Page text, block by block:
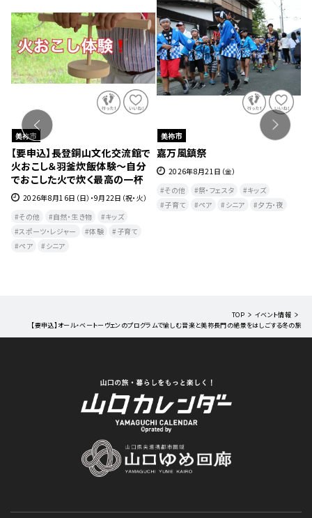
美祢市
【要申込】長登銅山文化交流館で
火おこし＆羽釜炊飯体験～自分
でおこした火で炊く最高の一杯
2026年8月16日（日）・9月22日（祝・火）
その他
自然・生き物
キッズ
スポーツ・レジャー
体験
子育て
ペア
シニア
美祢市
嘉万風鎮祭
2026年8月21日（金）
その他
祭・フェスタ
キッズ
子育て
ペア シニア 夕方・夜​
TOP
イベント情報
【要申込】オール・ベートーヴェンのプログラムで愉しむ音楽と美祢長門の絶景をはしごする冬の旅